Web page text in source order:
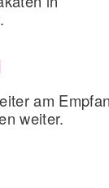
am
weiter.